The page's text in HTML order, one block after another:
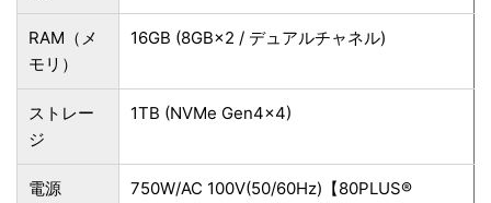
RAM（メ
モリ）
16GB (8GB×2 / デュアルチャネル)
ストレー
ジ
1TB (NVMe Gen4×4)
電源
750W/AC 100V(50/60Hz)【80PLUS®